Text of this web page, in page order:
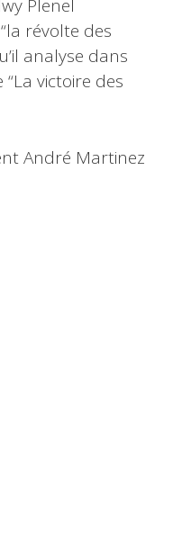
Plenel
révolte des
analyse dans
victoire des
André Martinez